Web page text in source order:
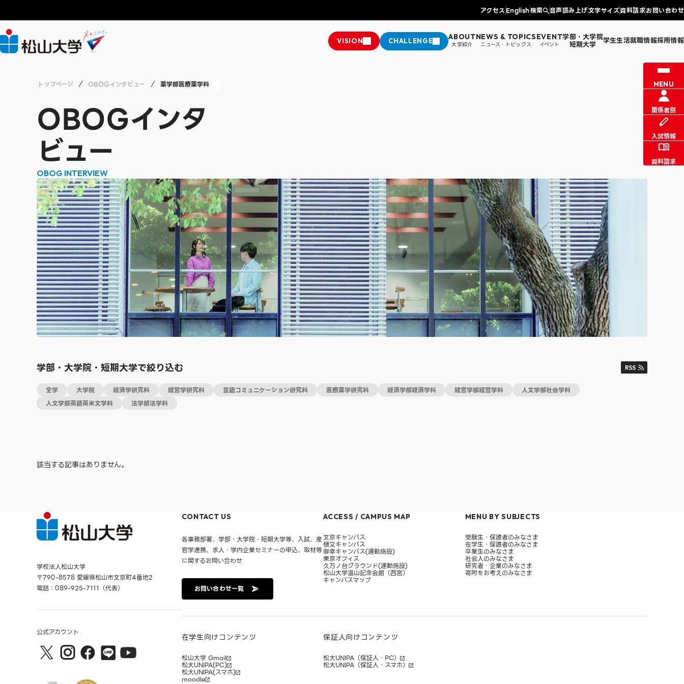
アクセス English検索 音声読み上げ文字サイズ資料請求お問い合わせ
VISION CHALLENGE
CHALLENGE
実る、ミライ樹
ABOUT
大学紹介
ABOUT
広報
総合研究所
NEWS & TOPICS
ニュース・トピックス
EVENT
イベント
学部・大学院
短期大学
ACADEMICS
経済学部 経済学科
学生生活
LIFE
授業・単位互換
各種資格・講座
日常生活に関する諸注意
就職情報
RECRUIT
就職支援
インターンシップ
採用情報
CAREERS
職員募集
労働施策総合推進法に基づく中途採用比率の公表
MENU
関係者別
入試情報
資料請求
トップページ OBOGインタビュー 薬学部医療薬学科
OBOGインタ
ビュー
OBOG INTERVIEW
学部・大学院・短期大学で絞り込む
全学 大学院 経済学研究科 経営学研究科 言語コミュニケーション研究科 医療薬学研究科 経済学部経済学科 経営学部経営学科
人文学部社会学科
人文学部英語英米文学科
法学部法学科
該当する記事はありません。
学校法人松山大学
〒790-8578 愛媛県松山市文京町4番地2
電話：089-925-7111（代表）
公式アカウント
CONTACT US
各事務部署、学部・大学院・短期大学等、入試、産
官学連携、求人・学内企業セミナーの申込、取材等
に関するお問い合わせ
お問い合わせ一覧
ACCESS / CAMPUS MAP
文京キャンパス
樋又キャンパス
御幸キャンパス(運動施設)
東京オフィス
久万ノ台グラウンド(運動施設)
松山大学温山記念会館（西宮）
キャンパスマップ
MENU BY SUBJECTS
受験生・保護者のみなさま
在学生・保護者のみなさま
卒業生のみなさま
社会人のみなさま
研究者・企業のみなさま
寄附をお考えのみなさま
在学生向けコンテンツ
松山大学 Gmail
松大UNIPA(PC)
松大UNIPA(スマホ)
moodle
保証人向けコンテンツ
松大UNIPA（保証人・PC）
松大UNIPA（保証人・スマホ）